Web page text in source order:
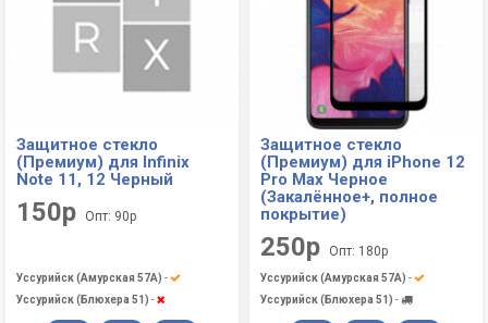
Защитное стекло
(Премиум) для Infinix
Note 11, 12 Черный
150р Опт: 90р
Уссурийск (Амурская 57А) -
Уссурийск (Блюхера 51) -
Защитное стекло
(Премиум) для iPhone 12
Pro Max Черное
(Закалённое+, полное
покрытие)
250р Опт: 180р
Уссурийск (Амурская 57А) -
Уссурийск (Блюхера 51) -